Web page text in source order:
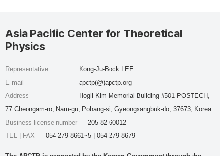
Asia Pacific Center for Theoretical
Physics
Representative
Kong-Ju-Bock LEE
E-mail
apctp(@)apctp.org
Address
Hogil Kim Memorial Building #501 POSTECH,
77 Cheongam-ro, Nam-gu, Pohang-si, Gyeongsangbuk-do, 37673, Korea
Business license number
205-82-60012
TEL | FAX
054-279-8661~5 | 054-279-8679